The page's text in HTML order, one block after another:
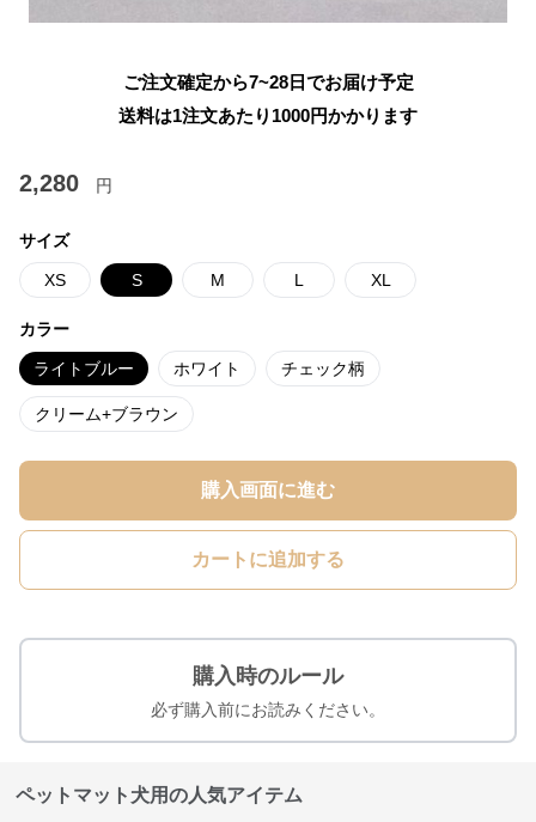
ご注文確定から7~28日でお届け予定
送料は1注文あたり 1000円かかります
2,280 円
サイズ
XS S M L XL
カラー
ライトブルー ホワイト チェック柄
クリーム+ブラウン
購入画面に進む
カートに追加する
購入時のルール
必ず購入前にお読みください。
ペットマット犬用の人気アイテム